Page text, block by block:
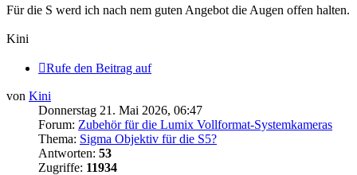
Für die S werd ich nach nem guten Angebot die Augen offen halten.
Kini
Rufe den Beitrag auf
von Kini
Donnerstag 21. Mai 2026, 06:47
Forum: Zubehör für die Lumix Vollformat-Systemkameras
Thema: Sigma Objektiv für die S5?
Antworten: 53
Zugriffe: 11934